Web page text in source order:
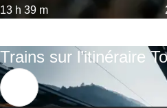
13 h 39 m
Trains sur l’itinéraire